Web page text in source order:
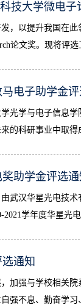
技大学微电子
，以提升我国在
论文奖。现将评
电子助学金评
光学与电子信息
的科研事业中取
助学金评选通
武汉华星光电技
学年度华星光
通知
加强与学校相关
强不息、勤奋学